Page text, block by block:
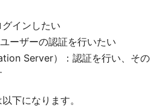
グインしたい
ーザーの認証を行いたい
Server）：認証を行い、その
下になります。